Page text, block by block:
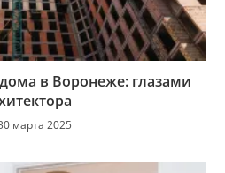
в Воронеже: глазами
марта 2025